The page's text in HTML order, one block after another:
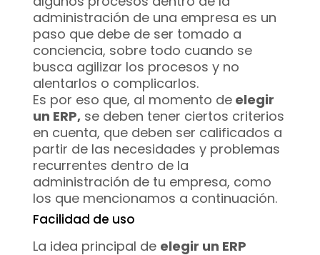
administración de una empresa es un
paso que debe de ser tomado a
conciencia, sobre todo cuando se
busca agilizar los procesos y no
alentarlos o complicarlos.
Es por eso que, al momento de elegir
un ERP, se deben tener ciertos criterios
en cuenta, que deben ser calificados a
partir de las necesidades y problemas
recurrentes dentro de la
administración de tu empresa, como
los que mencionamos a continuación.
Facilidad de uso
La idea principal de elegir un ERP